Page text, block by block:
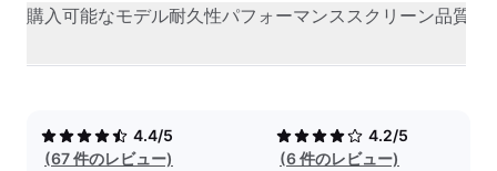
購入可能なモデル耐久性パフォーマンススクリーン品質
4.4/5
(67 件のレビュー)
4.2/5
(6 件のレビュー)